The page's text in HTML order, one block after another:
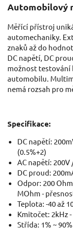
Skladem
Multimetr
Automobilový
Měřící přístroj
automechaniky.
znaků až do
DC napětí, DC
možnost testování
automobilu.
nemá rozsah pro
Specifikace:
DC napětí:
(0.5%+2)
AC napětí: 200V
DC proud:
Odpor: 200
MOhm -
Teplota: -40 až
Kmitočet: 2kHz
Střída: 1% ~